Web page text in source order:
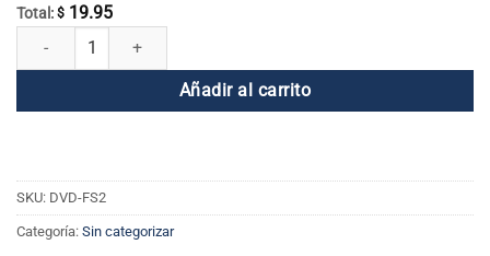
Total: $ 19.95
Serie de la Fundación Volumen 2: Deshazte de la ira y el miedo
Añadir al carrito
SKU: DVD-FS2
Categoría: Sin categorizar